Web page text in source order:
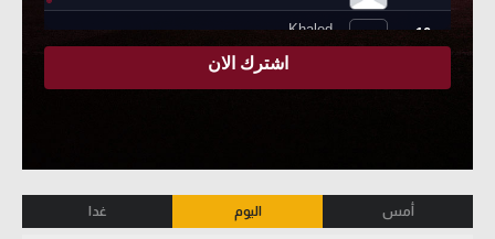
أمس اليوم غدا